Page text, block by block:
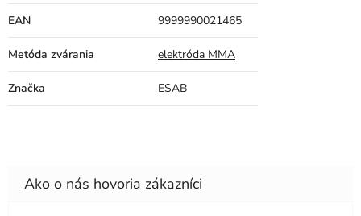
EAN 9999990021465
Metóda zvárania elektróda MMA
Značka ESAB